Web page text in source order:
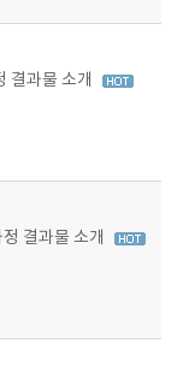
결과물 소개
결과물 소개